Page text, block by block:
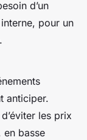
d’un
pour un
anticiper.
les prix
en basse